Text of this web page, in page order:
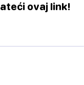
ovaj link!